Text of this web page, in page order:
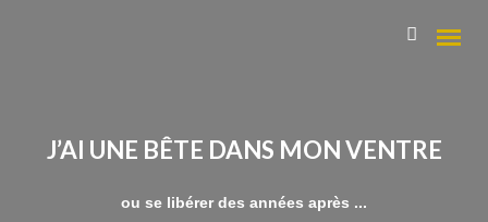
Qui suis-je ?
Mes Domaines
J’AI UNE BÊTE DANS MON VENTRE
ou se libérer des années après ...